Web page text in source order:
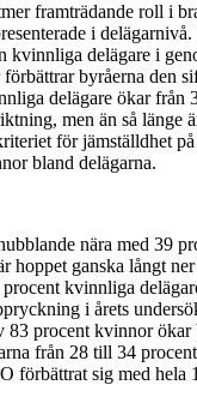
framträdande roll i
i delägarnivå.
kvinnliga delägare i
byråerna den
delägare ökar från
men än så länge
för jämställdhet
bland delägarna.
nära med 39
hoppet ganska långt
kvinnliga
i årets
83 procent kvinnor ökar
från 28 till 34
förbättrat sig med hela